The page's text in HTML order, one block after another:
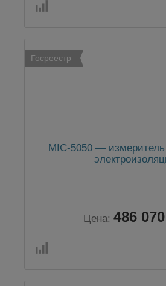
Госреестр
MIC-5050 — измеритель
Цена: 486 070